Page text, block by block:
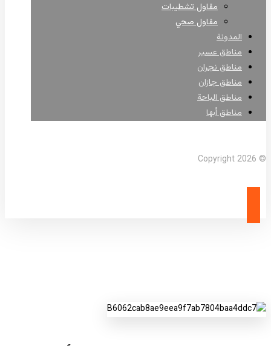
مقاول تشطيبات
مقاول صحي
المدونة
مناطق عسير
مناطق نجران
مناطق جازان
مناطق الباحة
مناطق أبها
© Copyright 2026